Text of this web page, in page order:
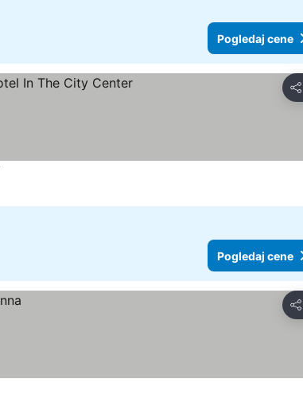
Pogledaj cene
Deli
Pogledaj cene
Deli